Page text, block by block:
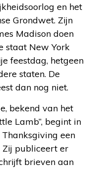
en het
Grondwet. Zijn
Madison doen
staat New York
feestdag, hetgeen
staten. De
dan nog niet.
bekend van het
Lamb”, begint in
een
Zij publiceert er
brieven aan